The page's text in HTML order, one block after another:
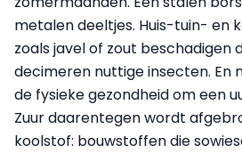
metalen deeltjes. Huis-tuin- en
zoals javel of zout beschadigen
decimeren nuttige insecten. En
de fysieke gezondheid om een
Zuur daarentegen wordt
koolstof: bouwstoffen die